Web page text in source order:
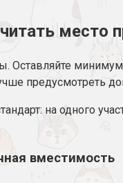
место
Оставляйте
предусмотреть
на одного
вместимость